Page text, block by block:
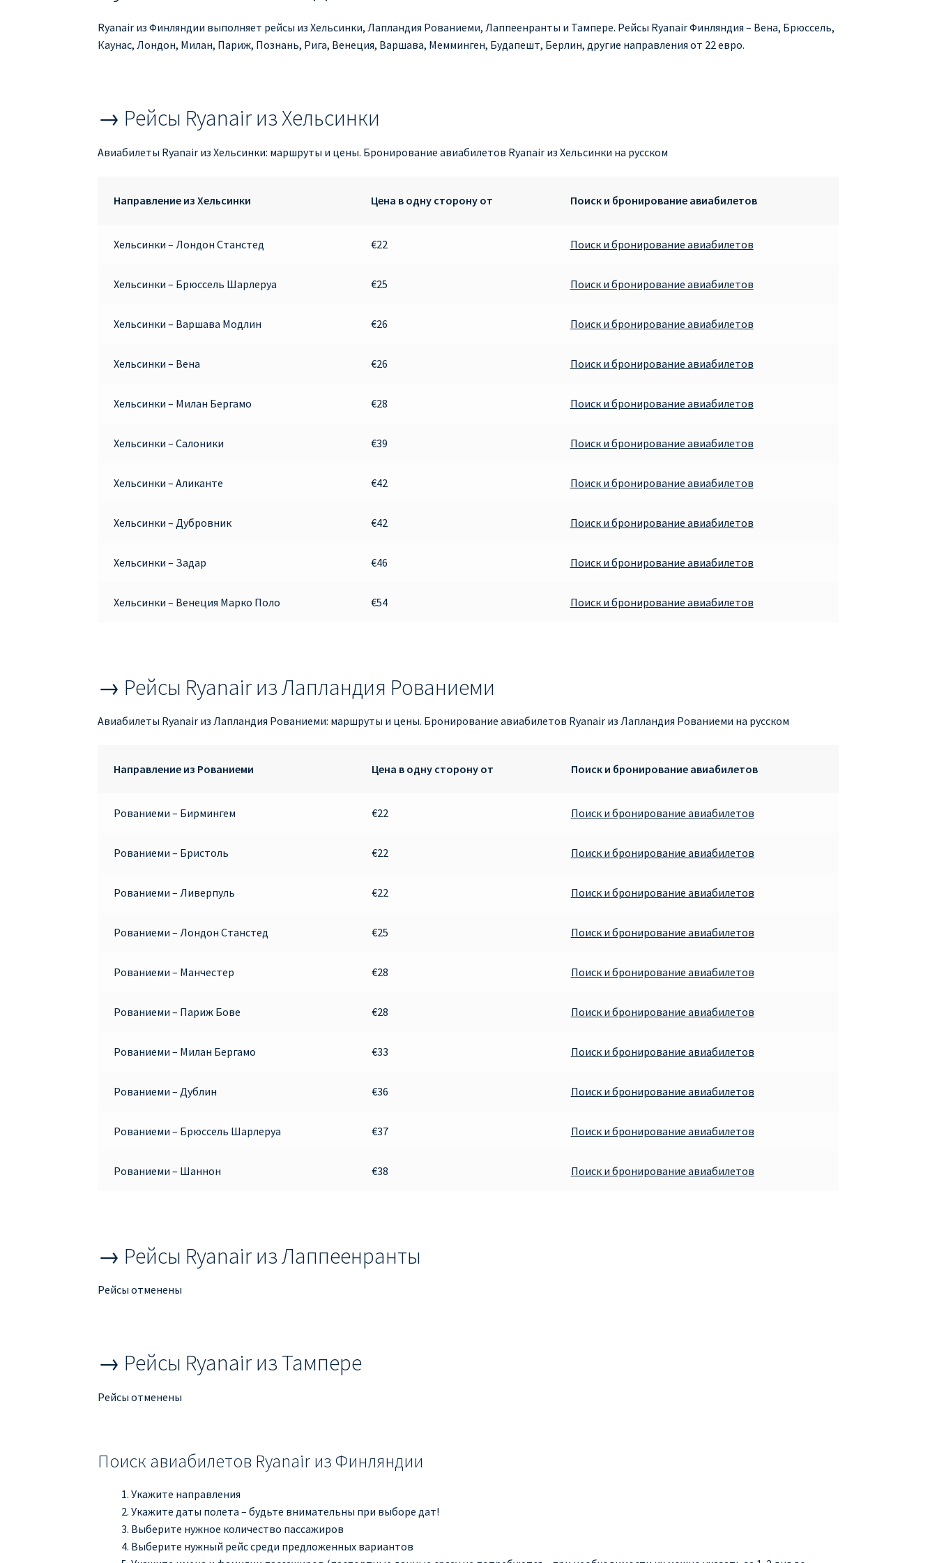
Ryanair из Финляндии выполняет рейсы из Хельсинки, Лапландия Рованиеми, Лаппеенранты и Тампере. Рейсы Ryanair Финляндия – Вена, Брюссель,
Каунас, Лондон, Милан, Париж, Познань, Рига, Венеция, Варшава, Мемминген, Будапешт, Берлин, другие направления от 22 евро.
→ Рейсы Ryanair из Хельсинки
Авиабилеты Ryanair из Хельсинки: маршруты и цены. Бронирование авиабилетов Ryanair из Хельсинки на русском
Направление из Хельсинки Цена в одну сторону от Поиск и бронирование авиабилетов
Хельсинки – Лондон Станстед €22 Поиск и бронирование авиабилетов
Хельсинки – Брюссель Шарлеруа €25 Поиск и бронирование авиабилетов
Хельсинки – Варшава Модлин €26 Поиск и бронирование авиабилетов
Хельсинки – Вена €26 Поиск и бронирование авиабилетов
Хельсинки – Милан Бергамо €28 Поиск и бронирование авиабилетов
Хельсинки – Салоники €39 Поиск и бронирование авиабилетов
Хельсинки – Аликанте €42 Поиск и бронирование авиабилетов
Хельсинки – Дубровник €42 Поиск и бронирование авиабилетов
Хельсинки – Задар €46 Поиск и бронирование авиабилетов
Хельсинки – Венеция Марко Поло €54 Поиск и бронирование авиабилетов
→ Рейсы Ryanair из Лапландия Рованиеми
Авиабилеты Ryanair из Лапландия Рованиеми: маршруты и цены. Бронирование авиабилетов Ryanair из Лапландия Рованиеми на русском
Направление из Рованиеми Цена в одну сторону от Поиск и бронирование авиабилетов
Рованиеми – Бирмингем €22 Поиск и бронирование авиабилетов
Рованиеми – Бристоль €22 Поиск и бронирование авиабилетов
Рованиеми – Ливерпуль €22 Поиск и бронирование авиабилетов
Рованиеми – Лондон Станстед €25 Поиск и бронирование авиабилетов
Рованиеми – Манчестер €28 Поиск и бронирование авиабилетов
Рованиеми – Париж Бове €28 Поиск и бронирование авиабилетов
Рованиеми – Милан Бергамо €33 Поиск и бронирование авиабилетов
Рованиеми – Дублин €36 Поиск и бронирование авиабилетов
Рованиеми – Брюссель Шарлеруа €37 Поиск и бронирование авиабилетов
Рованиеми – Шаннон €38 Поиск и бронирование авиабилетов
→ Рейсы Ryanair из Лаппеенранты
Рейсы отменены
→ Рейсы Ryanair из Тампере
Рейсы отменены
Поиск авиабилетов Ryanair из Финляндии
Укажите направления
Укажите даты полета – будьте внимательны при выборе дат!
Выберите нужное количество пассажиров
Выберите нужный рейс среди предложенных вариантов